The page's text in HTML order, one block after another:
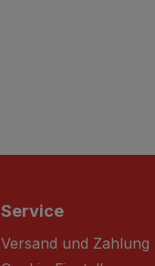
Service
Versand und Zahlung